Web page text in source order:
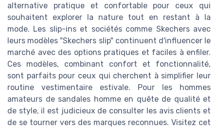
alternative pratique et confortable pour ceux qui
souhaitent explorer la nature tout en restant à la
mode. Les slip-ins et sociétés comme Skechers avec
leurs modèles "Skechers slip" continuent d'influencer le
marché avec des options pratiques et faciles à enfiler.
Ces modèles, combinant confort et fonctionnalité,
sont parfaits pour ceux qui cherchent à simplifier leur
routine vestimentaire estivale. Pour les hommes
amateurs de sandales homme en quête de qualité et
de style, il est judicieux de consulter les avis clients et
de se tourner vers des marques reconnues. Visitez cet